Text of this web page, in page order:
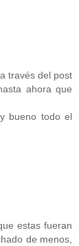
través del post
ahora que
bueno todo el
estas fueran
de menos,